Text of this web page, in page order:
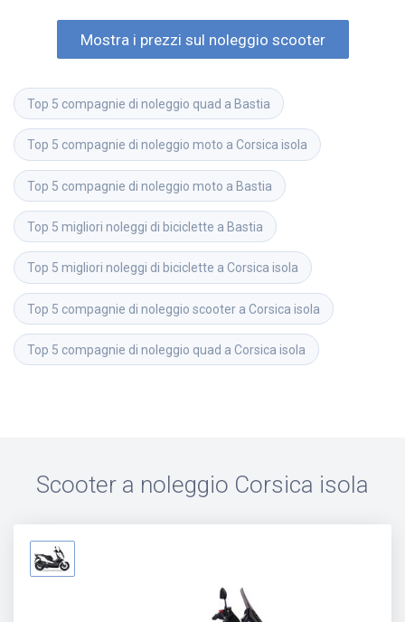
Mostra i prezzi sul noleggio scooter
Top 5 compagnie di noleggio quad a Bastia
Top 5 compagnie di noleggio moto a Corsica isola
Top 5 compagnie di noleggio moto a Bastia
Top 5 migliori noleggi di biciclette a Bastia
Top 5 migliori noleggi di biciclette a Corsica isola
Top 5 compagnie di noleggio scooter a Corsica isola
Top 5 compagnie di noleggio quad a Corsica isola
Scooter a noleggio Corsica isola